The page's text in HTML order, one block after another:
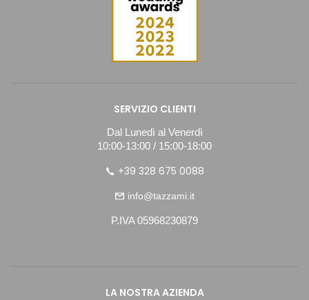
SERVIZIO CLIENTI
Dal Lunedì al Venerdì
10:00-13:00 / 15:00-18:00
+39 328 675 0088
info@tazzami.it
P.IVA 05968230879
LA NOSTRA AZIENDA